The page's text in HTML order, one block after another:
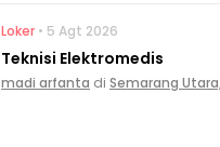
Loker • 5 Agt 2026
Teknisi Elektromedis
madi arfanta di Semarang